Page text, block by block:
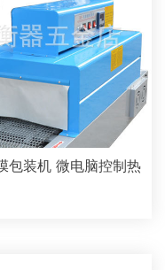
包装机 微电脑控制热